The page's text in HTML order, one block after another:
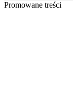
Promowane treści